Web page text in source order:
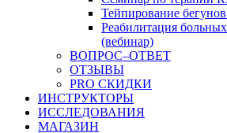
Тейпирование
Реабилитация
(вебинар)
ВОПРОС–ОТВЕТ
ОТЗЫВЫ
PRO СКИДКИ
ИНСТРУКТОРЫ
ИССЛЕДОВАНИЯ
МАГАЗИН